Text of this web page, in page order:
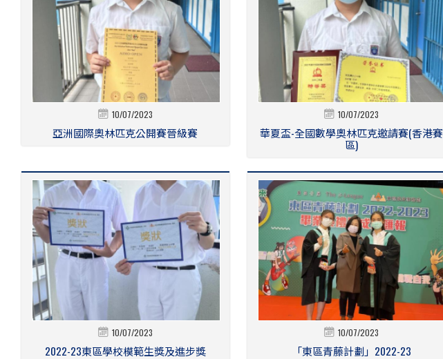
10/07/2023
亞洲國際奧林匹克公開賽晉級賽
10/07/2023
華夏盃-全國數學奧林匹克邀請賽(香港賽
區)
10/07/2023
2022-23東區學校模範生獎及進步獎
10/07/2023
「東區青藤計劃」2022-23